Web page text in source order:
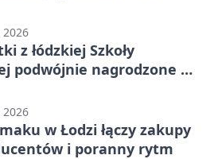
z łódzkiej Szkoły
podwójnie nagrodzone na
w Łodzi łączy zakupy
i poranny rytm